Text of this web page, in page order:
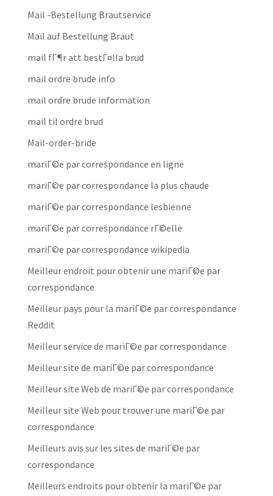
Mail -Bestellung Brautservice
Mail auf Bestellung Braut
mail fГ¶r att bestГ¤lla brud
mail ordre brude info
mail ordre brude information
mail til ordre brud
Mail-order-bride
mariГ©e par correspondance en ligne
mariГ©e par correspondance la plus chaude
mariГ©e par correspondance lesbienne
mariГ©e par correspondance rГ©elle
mariГ©e par correspondance wikipedia
Meilleur endroit pour obtenir une mariГ©e par
correspondance
Meilleur pays pour la mariГ©e par correspondance
Reddit
Meilleur service de mariГ©e par correspondance
Meilleur site de mariГ©e par correspondance
Meilleur site Web de mariГ©e par correspondance
Meilleur site Web pour trouver une mariГ©e par
correspondance
Meilleurs avis sur les sites de mariГ©e par
correspondance
Meilleurs endroits pour obtenir la mariГ©e par